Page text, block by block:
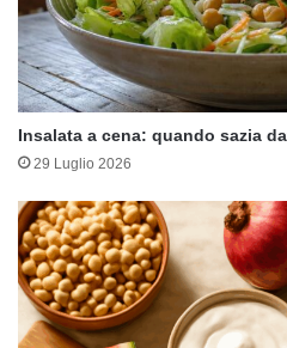
Insalata a cena: quando sazia
29 Luglio 2026